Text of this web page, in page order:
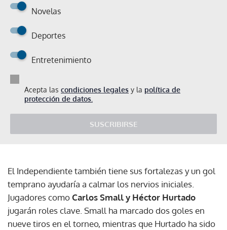
Novelas
Deportes
Entretenimiento
Acepta las condiciones legales y la política de
protección de datos.
SUSCRIBIRSE
El Independiente también tiene sus fortalezas y un gol
temprano ayudaría a calmar los nervios iniciales.
Jugadores comoCarlos Small y Héctor Hurtado
jugarán roles clave. Small ha marcado dos goles en
nueve tiros en el torneo, mientras que Hurtado ha sido